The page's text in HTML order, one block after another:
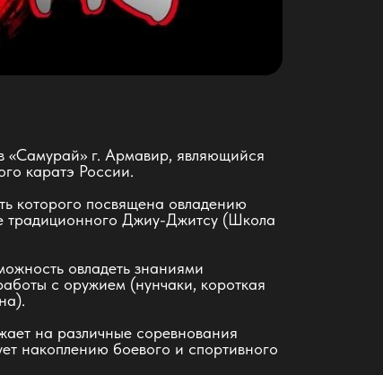
«Самурай» г. Армавир, являющийся
каратэ России.
которого посвящена овладению
традиционного Джиу-Джитсу (Школа
овладеть знаниями
с оружием (нунчаки, короткая
на различные соревнования
накоплению боевого и спортивного